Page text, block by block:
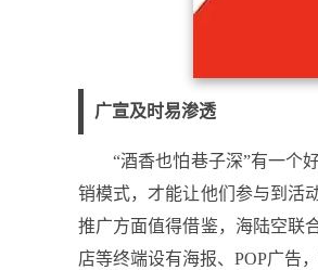
广宣及时易渗透
“酒香也怕巷子深”有一个
销模式，才能让他们参与到活
推广方面值得借鉴，海陆空联
店等终端设有海报、POP广告